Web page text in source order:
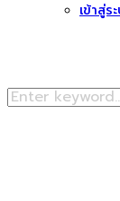
เข้าสู่ร
Search